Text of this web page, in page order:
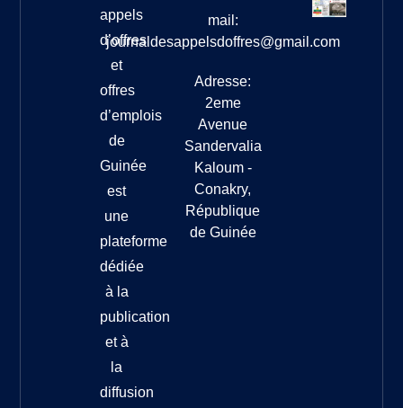
appels
d’offres
et
offres
d’emplois
de
Guinée
est
une
plateforme
dédiée
à la
publication
et à
la
diffusion
mail:
journaldesappelsdoffres@gmail.com
Adresse:
2eme
Avenue
Sandervalia
Kaloum -
Conakry,
République
de Guinée